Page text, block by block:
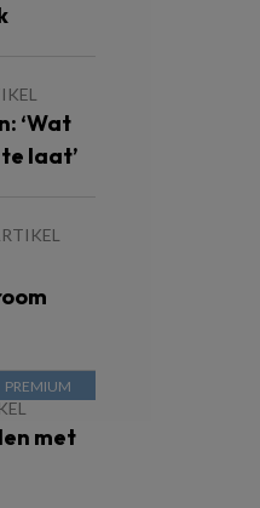
‘Wat
laat’
met